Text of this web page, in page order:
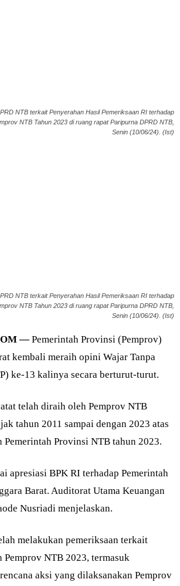
NTB terkait Penyerahan Hasil Pemeriksaan RI terhadap
NTB Tahun 2023 di ruang rapat Paripurna DPRD NTB,
Senin (10/06/24). (Ist)
NTB terkait Penyerahan Hasil Pemeriksaan RI terhadap
NTB Tahun 2023 di ruang rapat Paripurna DPRD NTB,
Senin (10/06/24). (Ist)
—Pemerintah Provinsi (Pemprov)
kembali meraih opini Wajar Tanpa
ke-13 kalinya secara berturut-turut.
telah diraih oleh Pemprov NTB
tahun 2011 sampai dengan 2023 atas
Pemerintah Provinsi NTB tahun 2023.
apresiasi BPK RI terhadap Pemerintah
Barat. Auditorat Utama Keuangan
Nusriadi menjelaskan.
melakukan pemeriksaan terkait
Pemprov NTB 2023, termasuk
aksi yang dilaksanakan Pemprov